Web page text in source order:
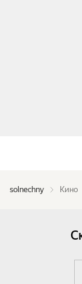
solnechny Кино